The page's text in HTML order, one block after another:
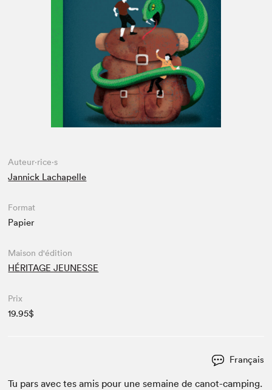
Auteur·rice·s
Jannick Lachapelle
Format
Papier
Maison d'édition
HÉRITAGE JEUNESSE
Prix
19.95$
Français
Tu pars avec tes amis pour une semaine de can­ot-camp­ing.